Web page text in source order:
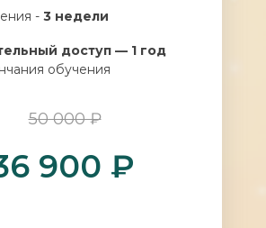
- 3 недели
доступ — 1 год
обучения
50 000 ₽
900 ₽